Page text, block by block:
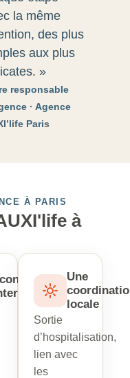
la même
des plus
aux plus
»
responsable
· Agence
Paris
À PARIS
à
Une
locale
Sortie
d’hospitalisation,
lien avec
les